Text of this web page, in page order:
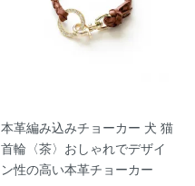
本革編み込みチョーカー 犬 猫
首輪〈茶〉おしゃれでデザイ
ン性の高い本革チョーカー